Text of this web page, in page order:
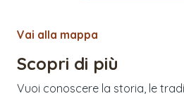
Vai alla mappa
Scopri di più
Vuoi conoscere la storia, le